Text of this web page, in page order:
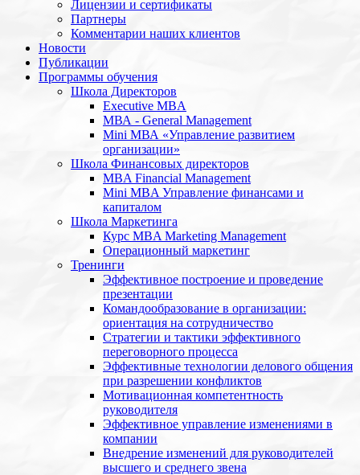
Лицензии и cертификаты
Партнеры
Комментарии наших клиентов
Новости
Публикации
Программы обучения
Школа Директоров
Executive MBA
МВА - General Management
Mini МВА «Управление развитием
организации»
Школа Финансовых директоров
MBA Financial Management
Mini MBA Управление финансами и
капиталом
Школа Маркетинга
Курс MBA Marketing Management
Операционный маркетинг
Тренинги
Эффективное построение и проведение
презентации
Командообразование в организации:
ориентация на сотрудничество
Стратегии и тактики эффективного
переговорного процесса
Эффективные технологии делового общения
при разрешении конфликтов
Мотивационная компетентность
руководителя
Эффективное управление изменениями в
компании
Внедрение изменений для руководителей
высшего и среднего звена